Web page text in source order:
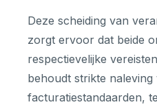
Deze scheiding van
zorgt ervoor dat beide
respectievelijke
behoudt strikte naleving
facturatiestandaarden,